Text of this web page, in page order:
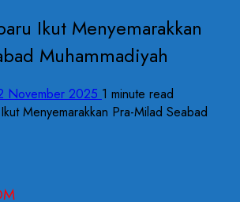
Ikut Menyemarakkan
Muhammadiyah
November 2025 1 minute read